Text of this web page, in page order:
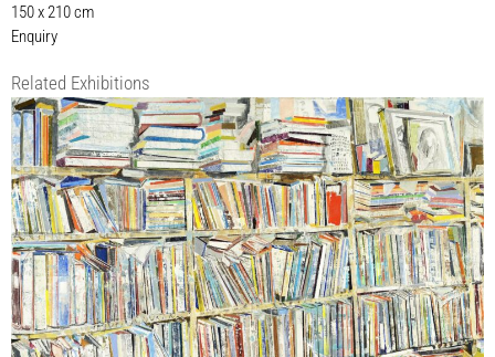
150 x 210 cm
Enquiry
Related Exhibitions